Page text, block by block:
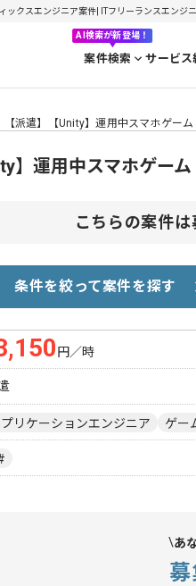
ックスエンジニア案件| ITフリーランスエン
AI検索が新登場！
案件検索 サービス
【派遣】【Unity】運用中スマホゲー
】運用中スマホゲ
こちらの案件
条件を絞って案件を探す
円／時
リケーションエンジニア ゲー
あ